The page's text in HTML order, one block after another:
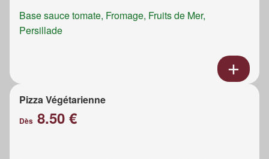
Base sauce tomate, Fromage, Fruits de Mer,
Persillade
Pizza Végétarienne
Dès 8.50 €